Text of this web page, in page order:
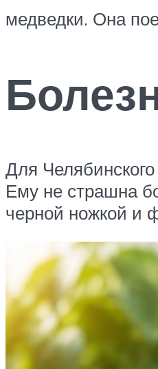
медведки. Она
Для
Ему не страшна
черной ножкой и